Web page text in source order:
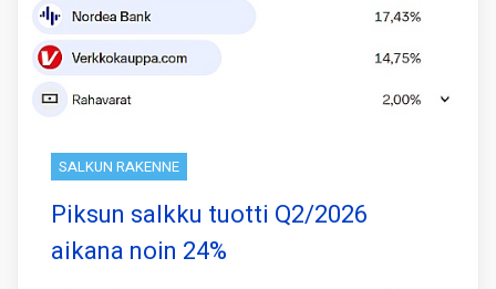
SALKUN RAKENNE
Piksun salkku tuotti Q2/2026
aikana noin 24%